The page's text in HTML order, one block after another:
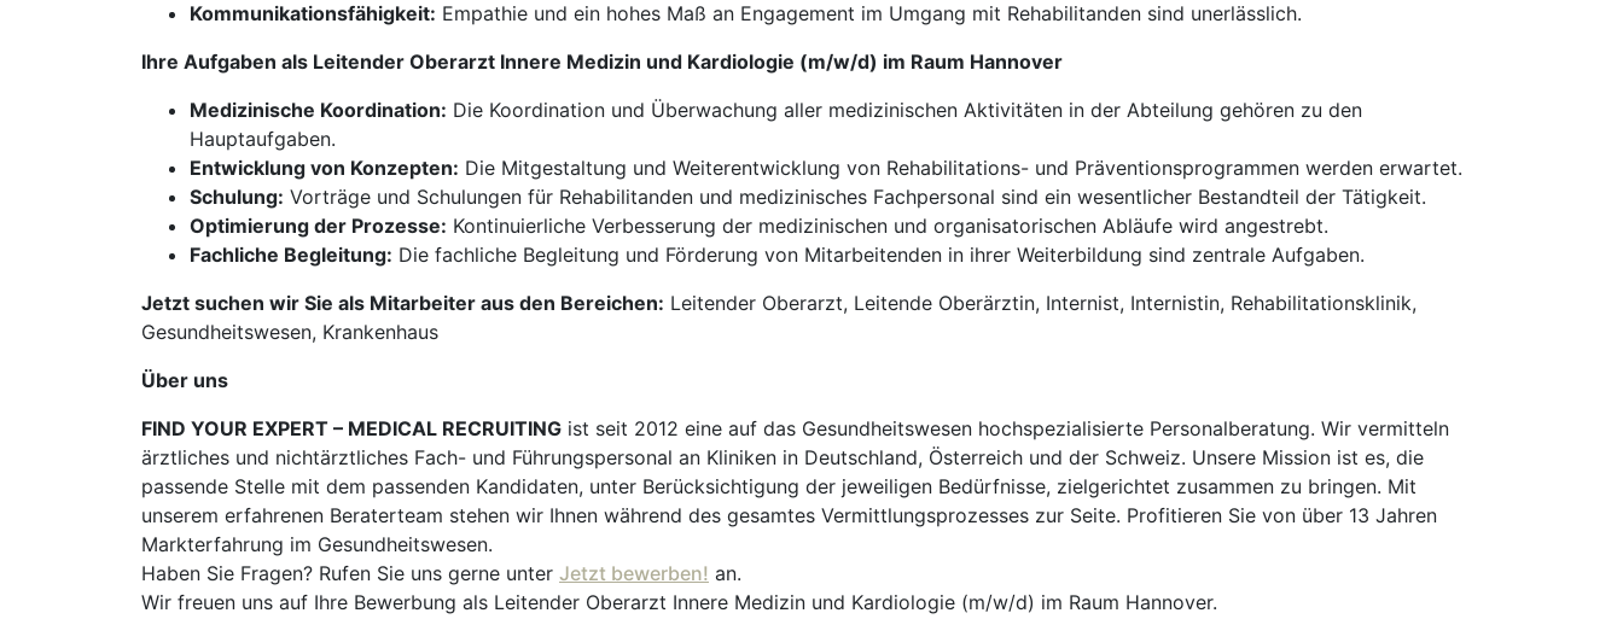
Kommunikationsfähigkeit: Empathie und ein hohes Maß an Engagement im Umgang mit Rehabilitanden sind unerlässlich.
Ihre Aufgaben als Leitender Oberarzt Innere Medizin und Kardiologie (m/w/d) im Raum Hannover
Medizinische Koordination: Die Koordination und Überwachung aller medizinischen Aktivitäten in der Abteilung gehören zu den
Hauptaufgaben.
Entwicklung von Konzepten: Die Mitgestaltung und Weiterentwicklung von Rehabilitations- und Präventionsprogrammen werden erwartet.
Schulung: Vorträge und Schulungen für Rehabilitanden und medizinisches Fachpersonal sind ein wesentlicher Bestandteil der Tätigkeit.
Optimierung der Prozesse: Kontinuierliche Verbesserung der medizinischen und organisatorischen Abläufe wird angestrebt.
Fachliche Begleitung: Die fachliche Begleitung und Förderung von Mitarbeitenden in ihrer Weiterbildung sind zentrale Aufgaben.
Jetzt suchen wir Sie als Mitarbeiter aus den Bereichen: Leitender Oberarzt, Leitende Oberärztin, Internist, Internistin, Rehabilitationsklinik,
Gesundheitswesen, Krankenhaus
Über uns
FIND YOUR EXPERT – MEDICAL RECRUITING ist seit 2012 eine auf das Gesundheitswesen hochspezialisierte Personalberatung. Wir vermitteln
ärztliches und nichtärztliches Fach- und Führungspersonal an Kliniken in Deutschland, Österreich und der Schweiz. Unsere Mission ist es, die
passende Stelle mit dem passenden Kandidaten, unter Berücksichtigung der jeweiligen Bedürfnisse, zielgerichtet zusammen zu bringen. Mit
unserem erfahrenen Beraterteam stehen wir Ihnen während des gesamtes Vermittlungsprozesses zur Seite. Profitieren Sie von über 13 Jahren
Markterfahrung im Gesundheitswesen.
Haben Sie Fragen? Rufen Sie uns gerne unter Jetzt bewerben! an.
Wir freuen uns auf Ihre Bewerbung als Leitender Oberarzt Innere Medizin und Kardiologie (m/w/d) im Raum Hannover.